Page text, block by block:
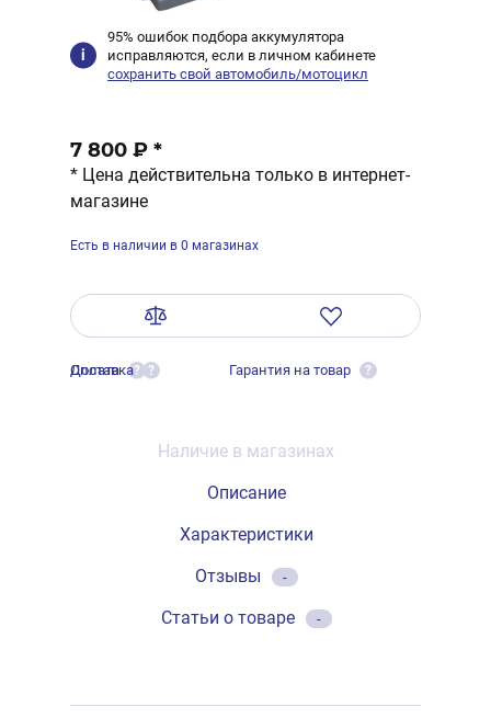
95% ошибок подбора аккумулятора
исправляются, если в личном кабинете
сохранить свой автомобиль/мотоцикл
7 800 ₽ *
* Цена действительна только в интернет-
магазине
Есть в наличии в 0 магазинах
Оплата ?
Доставка ? Гарантия на товар ?
Наличие в магазинах
Описание
Характеристики
Отзывы
-
Статьи о товаре -